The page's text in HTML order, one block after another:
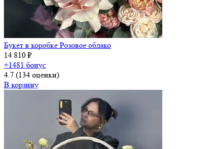
Букет в коробке Розовое облако
14 810 ₽
+1481 бонус
4.7 (134 оценки)
В корзину